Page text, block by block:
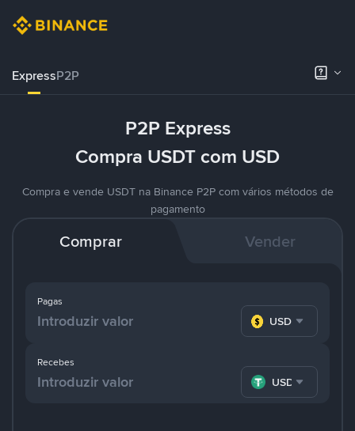
ExpressP2P
P2P Express
Compra USDT com USD
Compra e vende USDT na Binance P2P com vários métodos de
pagamento
Comprar Vender
Pagas
USD
Recebes
USDT